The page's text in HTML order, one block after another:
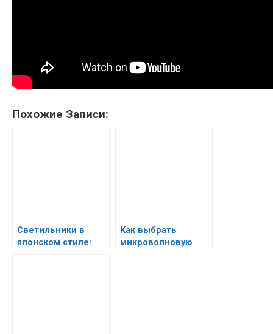
Похожие Записи:
Светильники в
японском стиле:
Как выбрать
микроволновую